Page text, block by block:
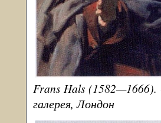
Frans Hals (1582—1666).
галерея, Лондон